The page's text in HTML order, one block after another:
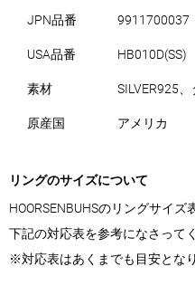
JPN品番 9911700037
USA品番 HB010D(SS)
素材 SILVER925
原産国 アメリカ
リングのサイズについて
HOORSENBUHSのリングサイズ
下記の対応表を参考になさって
※対応表はあくまでも目安となり